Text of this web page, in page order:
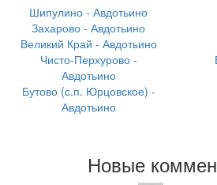
Шипулино - Авдотьино
Захарово - Авдотьино
Великий Край - Авдотьино
Чисто-Перхурово -
Авдотьино
Бутово (с.п. Юрцовское) -
Авдотьино
Новые